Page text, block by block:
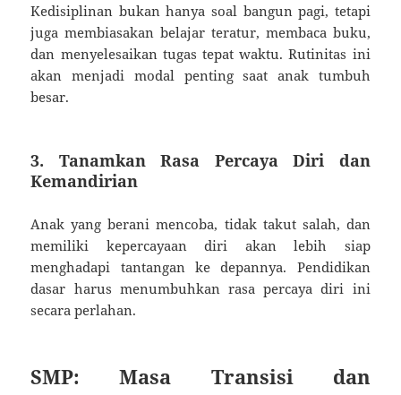
Kedisiplinan bukan hanya soal bangun pagi, tetapi
juga membiasakan belajar teratur, membaca buku,
dan menyelesaikan tugas tepat waktu. Rutinitas ini
akan menjadi modal penting saat anak tumbuh
besar.
3. Tanamkan Rasa Percaya Diri dan
Kemandirian
Anak yang berani mencoba, tidak takut salah, dan
memiliki kepercayaan diri akan lebih siap
menghadapi tantangan ke depannya. Pendidikan
dasar harus menumbuhkan rasa percaya diri ini
secara perlahan.
SMP: Masa Transisi dan